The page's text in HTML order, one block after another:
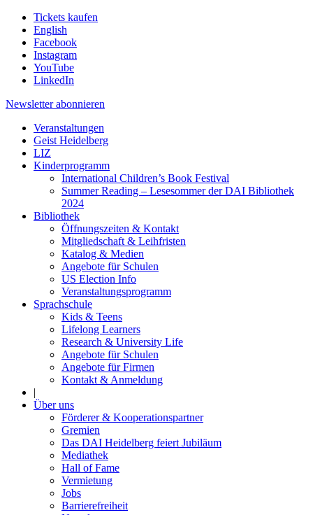
Tickets kaufen
English
Facebook
Instagram
YouTube
LinkedIn
Newsletter abonnieren
Veranstaltungen
Geist Heidelberg
LIZ
Kinderprogramm
International Children’s Book Festival
Summer Reading – Lesesommer der DAI Bibliothek
2024
Bibliothek
Öffnungszeiten & Kontakt
Mitgliedschaft & Leihfristen
Katalog & Medien
Angebote für Schulen
US Election Info
Veranstaltungsprogramm
Sprachschule
Kids & Teens
Lifelong Learners
Research & University Life
Angebote für Schulen
Angebote für Firmen
Kontakt & Anmeldung
|
Über uns
Förderer & Kooperationspartner
Gremien
Das DAI Heidelberg feiert Jubiläum
Mediathek
Hall of Fame
Vermietung
Jobs
Barrierefreiheit